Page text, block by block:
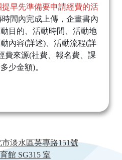
提早先準備要申請經費的活
時間內完成上傳，企畫書內
目的、活動時間、活動地
內容(詳述)、活動流程(詳
費來源(社費、報名費、課
少金額)。
市淡水區英專路151號
館 SG315 室